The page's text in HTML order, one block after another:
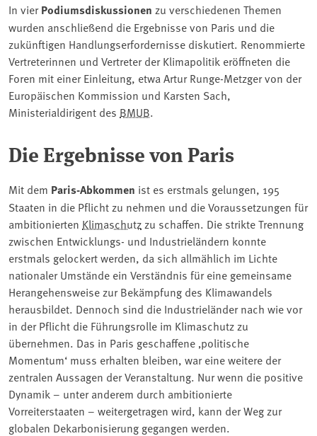
In vierPodiumsdiskussionen zu verschiedenen Themen
wurden anschließend die Ergebnisse von Paris und die
zukünftigen Handlungserfordernisse diskutiert. Renommierte
Vertreterinnen und Vertreter der Klimapolitik eröffneten die
Foren mit einer Einleitung, etwa Artur Runge-Metzger von der
Europäischen Kommission und Karsten Sach,
Ministerialdirigent des BMUB.
Die Ergebnisse von Paris
Mit dem Paris-Abkommen ist es erstmals gelungen, 195
Staaten in die Pflicht zu nehmen und die Voraussetzungen für
ambitionierten Klimaschutz zu schaffen. Die strikte Trennung
zwischen Entwicklungs- und Industrieländern konnte
erstmals gelockert werden, da sich allmählich im Lichte
nationaler Umstände ein Verständnis für eine gemeinsame
Herangehensweise zur Bekämpfung des Klimawandels
herausbildet. Dennoch sind die Industrieländer nach wie vor
in der Pflicht die Führungsrolle im Klimaschutz zu
übernehmen. Das in Paris geschaffene ‚politische
Momentum‘ muss erhalten bleiben, war eine weitere der
zentralen Aussagen der Veranstaltung. Nur wenn die positive
Dynamik – unter anderem durch ambitionierte
Vorreiterstaaten – weitergetragen wird, kann der Weg zur
globalen Dekarbonisierung gegangen werden.